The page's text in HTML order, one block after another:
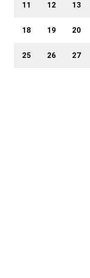
11 12 13
18 19 20
25 26 27